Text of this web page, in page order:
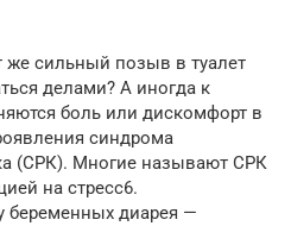
же сильный позыв в туалет
делами? А иногда к
боль или дискомфорт в
синдрома
(СРК). Многие называют СРК
на стресс6.
беременных диарея —